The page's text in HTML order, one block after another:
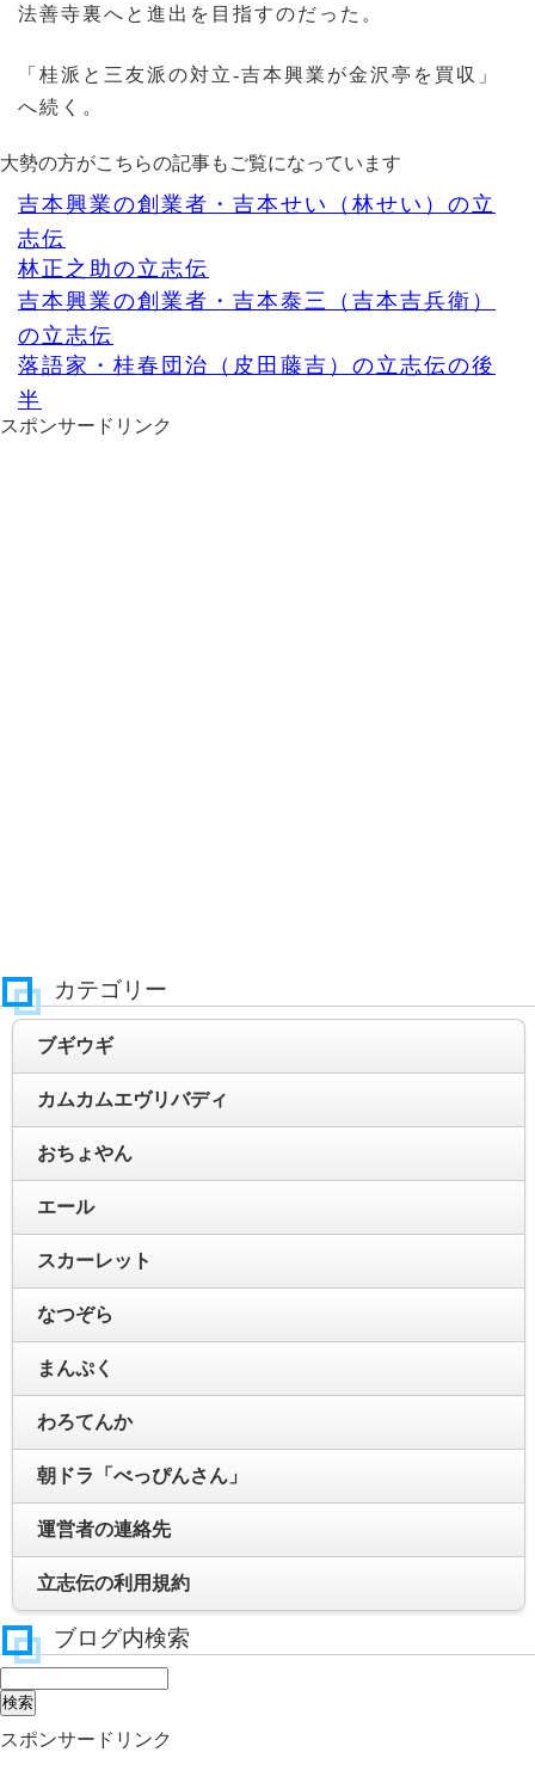
法善寺裏へと進出を目指すのだった。
「桂派と三友派の対立-吉本興業が金沢亭を買収」
へ続く。
大勢の方がこちらの記事もご覧になっています
吉本興業の創業者・吉本せい（林せい）の立
志伝
林正之助の立志伝
吉本興業の創業者・吉本泰三（吉本吉兵衛）
の立志伝
落語家・桂春団治（皮田藤吉）の立志伝の後
半
スポンサードリンク
カテゴリー
ブギウギ
カムカムエヴリバディ
おちょやん
エール
スカーレット
なつぞら
まんぷく
わろてんか
朝ドラ「べっぴんさん」
運営者の連絡先
立志伝の利用規約
ブログ内検索
スポンサードリンク